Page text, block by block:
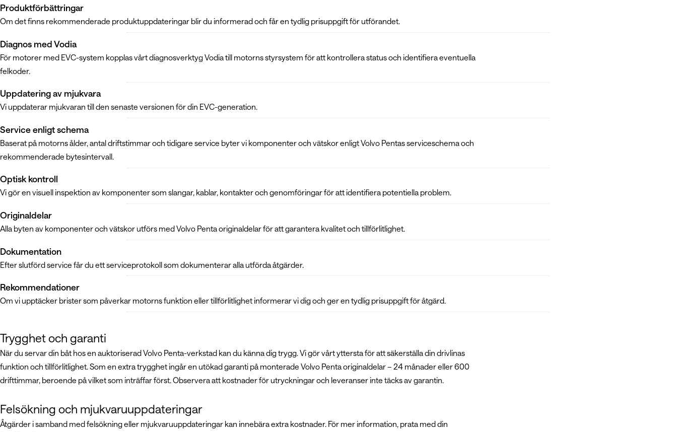
Produktförbättringar
Om det finns rekommenderade produktuppdateringar blir du informerad och får en tydlig prisuppgift för utförandet.
Diagnos med Vodia
För motorer med EVC-system kopplas vårt diagnosverktyg Vodia till motorns styrsystem för att kontrollera status och identifiera eventuella
felkoder.
Uppdatering av mjukvara
Vi uppdaterar mjukvaran till den senaste versionen för din EVC-generation.
Service enligt schema
Baserat på motorns ålder, antal driftstimmar och tidigare service byter vi komponenter och vätskor enligt Volvo Pentas serviceschema och
rekommenderade bytesintervall.
Optisk kontroll
Vi gör en visuell inspektion av komponenter som slangar, kablar, kontakter och genomföringar för att identifiera potentiella problem.
Originaldelar
Alla byten av komponenter och vätskor utförs med Volvo Penta originaldelar för att garantera kvalitet och tillförlitlighet.
Dokumentation
Efter slutförd service får du ett serviceprotokoll som dokumenterar alla utförda åtgärder.
Rekommendationer
Om vi upptäcker brister som påverkar motorns funktion eller tillförlitlighet informerar vi dig och ger en tydlig prisuppgift för åtgärd.
Trygghet och garanti
När du servar din båt hos en auktoriserad Volvo Penta-verkstad kan du känna dig trygg. Vi gör vårt yttersta för att säkerställa din drivlinas
funktion och tillförlitlighet. Som en extra trygghet ingår en utökad garanti på monterade Volvo Penta originaldelar – 24 månader eller 600
drifttimmar, beroende på vilket som inträffar först. Observera att kostnader för utryckningar och leveranser inte täcks av garantin.
Felsökning och mjukvaruuppdateringar
Åtgärder i samband med felsökning eller mjukvaruuppdateringar kan innebära extra kostnader. För mer information, prata med din